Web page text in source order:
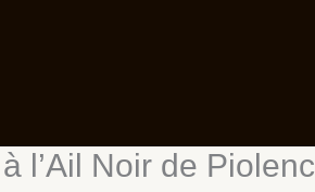
l’Ail Noir de Piolenc